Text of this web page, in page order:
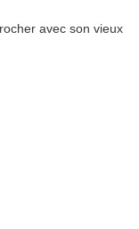
avec son vieux